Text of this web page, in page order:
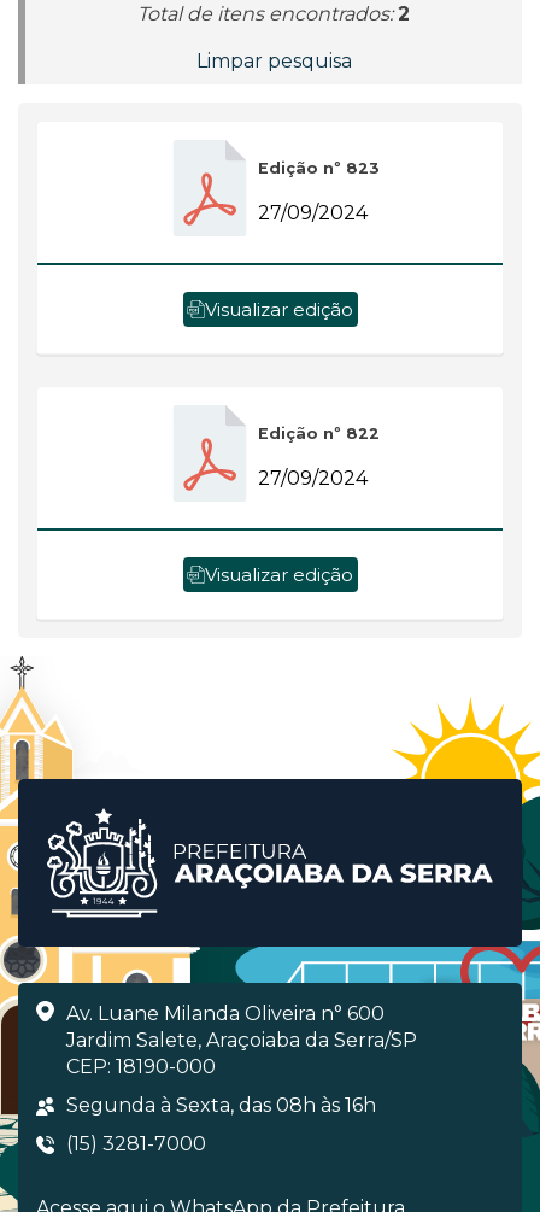
Total de itens encontrados: 2
Limpar pesquisa
Edição nº 823
27/09/2024
Visualizar edição
Edição nº 822
27/09/2024
Visualizar edição
Av. Luane Milanda Oliveira n° 600
Jardim Salete, Araçoiaba da Serra/SP
CEP: 18190-000
Segunda à Sexta, das 08h às 16h
(15) 3281-7000